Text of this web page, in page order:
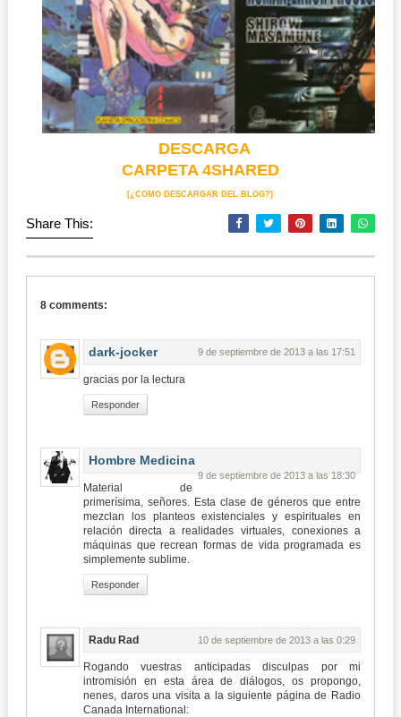
DESCARGA
CARPETA 4SHARED
[¿COMO DESCARGAR DEL BLOG?]
Share This:
8 comments:
dark-jocker 9 de septiembre de 2013 a las 17:51
gracias por la lectura
Responder
Hombre Medicina
9 de septiembre de 2013 a las 18:30
Material de
primerísima, señores. Esta clase de géneros que entre
mezclan los planteos existenciales y espirituales en
relación directa a realidades virtuales, conexiones a
máquinas que recrean formas de vida programada es
simplemente sublime.
Responder
Radu Rad 10 de septiembre de 2013 a las 0:29
Rogando vuestras anticipadas disculpas por mi
intromisión en esta área de diálogos, os propongo,
nenes, daros una visita a la siguiente página de Radio
Canada International: